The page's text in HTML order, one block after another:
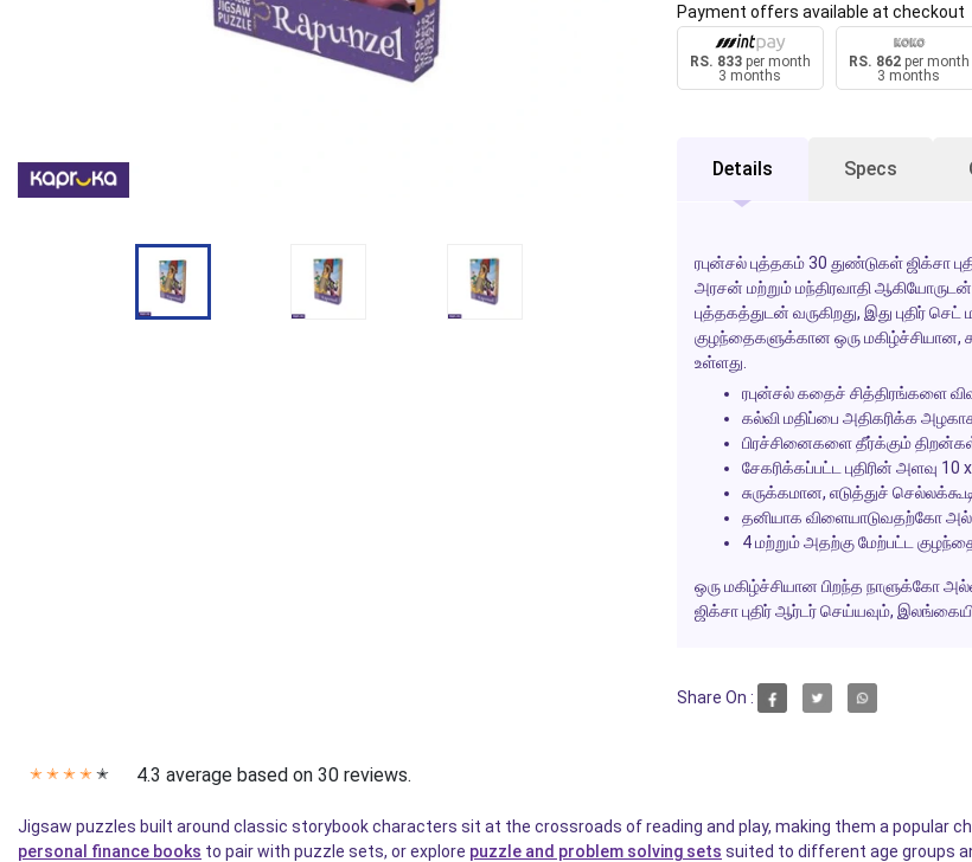
Payment offers available at checkout
RS. 833per month
3 months
RS. 862per month
3 months
Details Specs
ரபுன்சல் புத்தகம் 30 துண்டுகள் ஜிக்சா
அரசன் மற்றும் மந்திரவாதி
புத்தகத்துடன் வருகிறது, இது புதிர்
குழந்தைகளுக்கான ஒரு மகிழ்ச்சியான,
உள்ளது.
ரபுன்சல் கதைச் சித்திரங்களை
கல்வி மதிப்பை அதிகரிக்க
பிரச்சினைகளை தீர்க்கும்
சேகரிக்கப்பட்ட புதிரின் அளவு
சுருக்கமான, எடுத்துச்
தனியாக விளையாடுவதற்கோ
4 மற்றும் அதற்கு மேற்பட்ட
ஒரு மகிழ்ச்சியான பிறந்த நாளுக்கோ
ஜிக்சா புதிர் ஆர்டர் செய்யவும்,
Share On :
✭ ✭ ✭ ✭ ✭ 4.3 average based on 30 reviews.
Jigsaw puzzles built around classic storybook characters sit at the crossroads of reading and play, making them a popular
personal finance books to pair with puzzle sets, or explore puzzle and problem solving sets suited to different age groups